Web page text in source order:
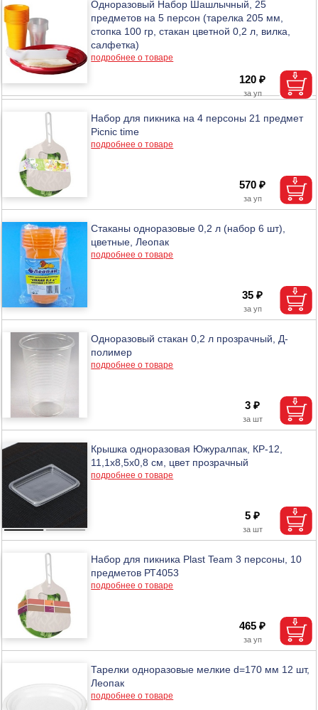
Одноразовый Набор Шашлычный, 25
предметов на 5 персон (тарелка 205 мм,
стопка 100 гр, стакан цветной 0,2 л, вилка,
салфетка)
подробнее о товаре
120 ₽
Набор для пикника на 4 персоны 21 предмет
Picnic time
подробнее о товаре
570 ₽
Стаканы одноразовые 0,2 л (набор 6 шт),
цветные, Леопак
подробнее о товаре
35 ₽
Одноразовый стакан 0,2 л прозрачный, Д-
полимер
подробнее о товаре
3 ₽
Крышка одноразовая Южуралпак, КР-12,
11,1х8,5х0,8 см, цвет прозрачный
подробнее о товаре
5 ₽
Набор для пикника Plast Team 3 персоны, 10
предметов РТ4053
подробнее о товаре
465 ₽
Тарелки одноразовые мелкие d=170 мм 12 шт,
Леопак
подробнее о товаре